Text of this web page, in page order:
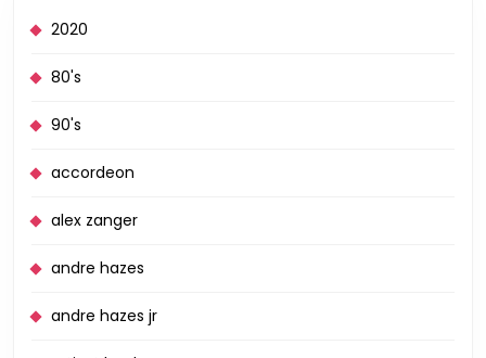
2020
80's
90's
accordeon
alex zanger
andre hazes
andre hazes jr